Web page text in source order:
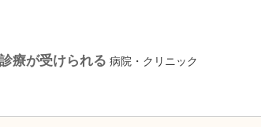
療が受けられる 病院・クリニック